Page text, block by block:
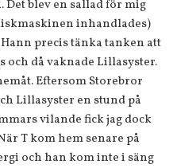
Det blev en sallad för mig
inhandlades)
precis tänka tanken att
och då vaknade Lillasyster.
Eftersom Storebror
Lillasyster en stund på
vilande fick jag dock
T kom hem senare på
och han kom inte i säng